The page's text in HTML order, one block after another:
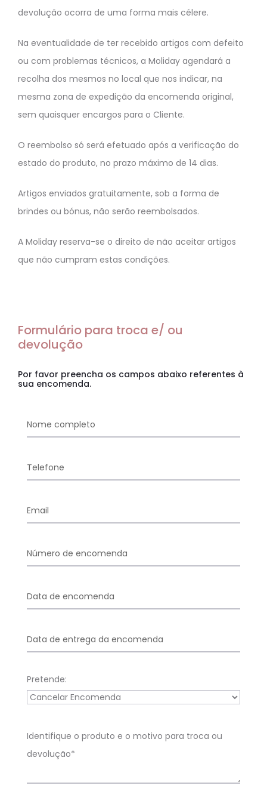
devolução ocorra de uma forma mais célere.
Na eventualidade de ter recebido artigos com defeito
ou com problemas técnicos, a Moliday agendará a
recolha dos mesmos no local que nos indicar, na
mesma zona de expedição da encomenda original,
sem quaisquer encargos para o Cliente.
O reembolso só será efetuado após a verificação do
estado do produto, no prazo máximo de 14 dias.
Artigos enviados gratuitamente, sob a forma de
brindes ou bónus, não serão reembolsados.
A Moliday reserva-se o direito de não aceitar artigos
que não cumpram estas condições.
Formulário para troca e/ ou
devolução
Por favor preencha os campos abaixo referentes à
sua encomenda.
Pretende: